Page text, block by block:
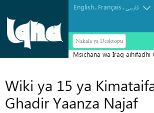
English. Français.فارسی
Nakala ya Desktopu
Wiki ya 15 ya
Ghadir Yaanza Najaf